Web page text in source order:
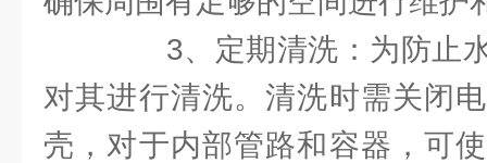
3、定期清洗：为防止水
对其进行清洗。清洗时需关闭
壳，对于内部管路和容器，可